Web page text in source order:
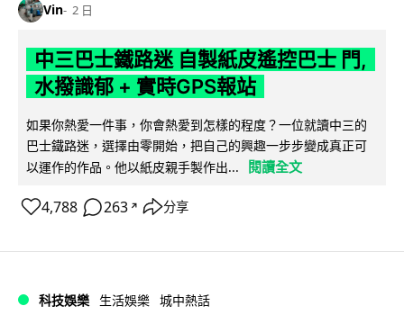
Vin 2 日
中三巴士鐵路迷 自製紙皮遙控巴士 門,
水撥識郁 + 實時GPS報站
如果你熱愛一件事，你會熱愛到怎樣的程度？一位就讀中三的
巴士鐵路迷，選擇由零開始，把自己的興趣一步步變成真正可
以運作的作品。他以紙皮親手製作出...
閱讀全文
4,788 263 ↗ 分享
科技娛樂 生活娛樂 城中熱話